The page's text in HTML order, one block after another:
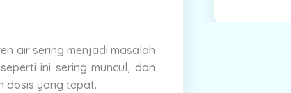
air sering menjadi masalah
ini sering muncul, dan
dosis yang tepat.